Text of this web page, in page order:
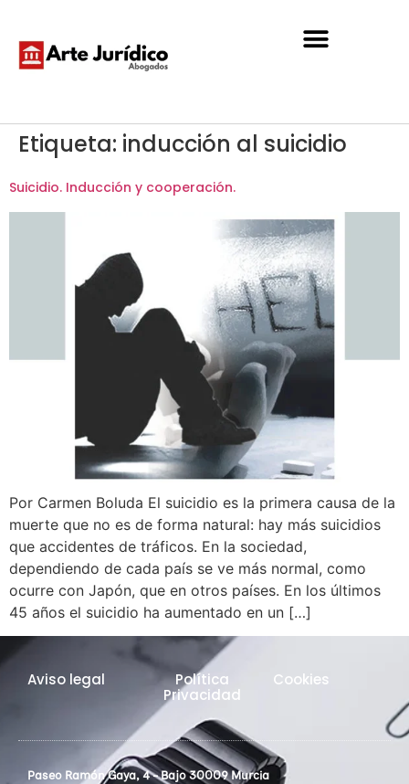
Etiqueta: inducción al suicidio
Suicidio. Inducción y cooperación.
Por Carmen Boluda El suicidio es la primera causa de la
muerte que no es de forma natural: hay más suicidios
que accidentes de tráficos. En la sociedad,
dependiendo de cada país se ve más normal, como
ocurre con Japón, que en otros países. En los últimos
45 años el suicidio ha aumentado en un […]
Aviso legal
Política
Privacidad
Cookies
Paseo Ramón Gaya, 4 - Bajo 30009 Murcia